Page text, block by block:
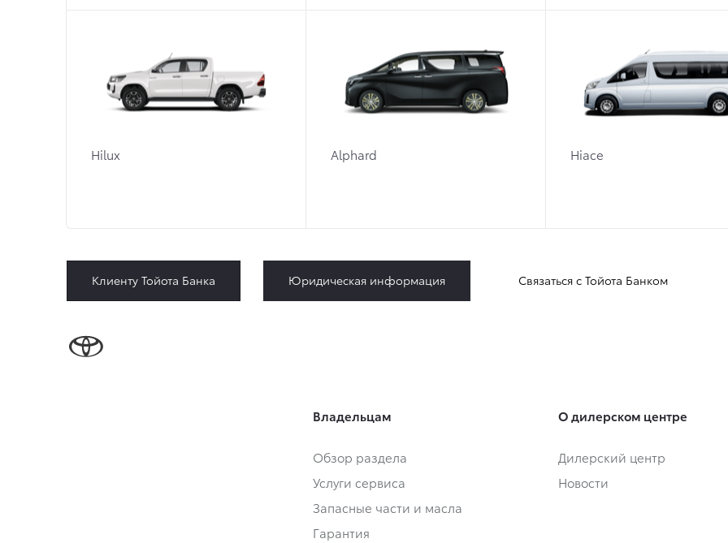
Hilux Alphard Hiace
Клиенту Тойота Банка Юридическая информация Связаться с Тойота Банком
Владельцам
Обзор раздела
Услуги сервиса
Запасные части и масла
Гарантия
О дилерском центре
Дилерский центр
Новости